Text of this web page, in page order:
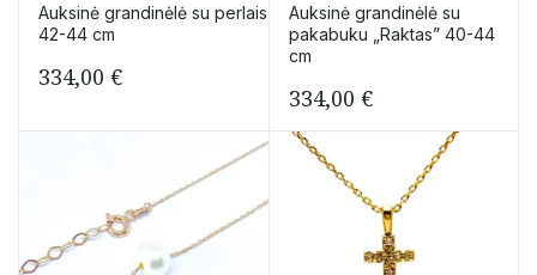
Auksinė grandinėlė su perlais
42-44 cm
334,00 €
Auksinė grandinėlė su
pakabuku „Raktas” 40-44
cm
334,00 €